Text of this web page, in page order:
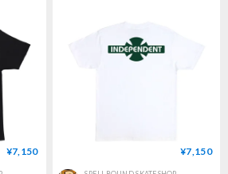
¥7,150 ¥7,150